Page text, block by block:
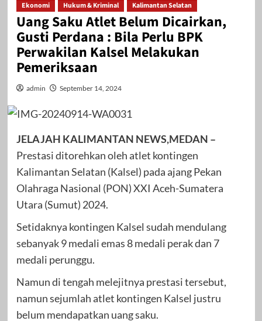
Ekonomi Hukum & Kriminal Kalimantan Selatan
Uang Saku Atlet Belum Dicairkan,
Gusti Perdana : Bila Perlu BPK
Perwakilan Kalsel Melakukan
Pemeriksaan
admin September 14, 2024
JELAJAH KALIMANTAN NEWS,MEDAN –
Prestasi ditorehkan oleh atlet kontingen
Kalimantan Selatan (Kalsel) pada ajang Pekan
Olahraga Nasional (PON) XXI Aceh-Sumatera
Utara (Sumut) 2024.
Setidaknya kontingen Kalsel sudah mendulang
sebanyak 9 medali emas 8 medali perak dan 7
medali perunggu.
Namun di tengah melejitnya prestasi tersebut,
namun sejumlah atlet kontingen Kalsel justru
belum mendapatkan uang saku.